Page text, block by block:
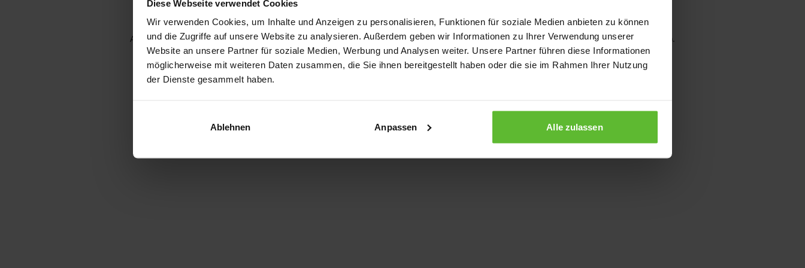
Diese Webseite verwendet Cookies
Wir verwenden Cookies, um Inhalte und Anzeigen zu personalisieren, Funktionen für soziale Medien anbieten zu können
und die Zugriffe auf unsere Website zu analysieren. Außerdem geben wir Informationen zu Ihrer Verwendung unserer
Website an unsere Partner für soziale Medien, Werbung und Analysen weiter. Unsere Partner führen diese Informationen
möglicherweise mit weiteren Daten zusammen, die Sie ihnen bereitgestellt haben oder die sie im Rahmen Ihrer Nutzung
der Dienste gesammelt haben.
Ablehnen Anpassen Alle zulassen
Application error: a client-side exception has occurred while loading www.kurzwego.de (see the browser console for more information).